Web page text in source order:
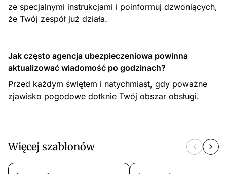
ze specjalnymi instrukcjami i poinformuj dzwoniących,
że Twój zespół już działa.
Jak często agencja ubezpieczeniowa powinna
aktualizować wiadomość po godzinach?
Przed każdym świętem i natychmiast, gdy poważne
zjawisko pogodowe dotknie Twój obszar obsługi.
Więcej szablonów